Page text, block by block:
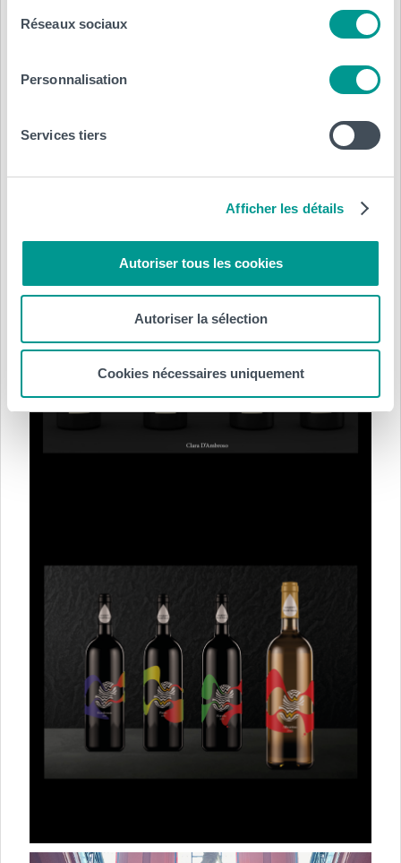
Réseaux sociaux
Personnalisation
Services tiers
Afficher les détails
Autoriser tous les cookies
Autoriser la sélection
Cookies nécessaires uniquement